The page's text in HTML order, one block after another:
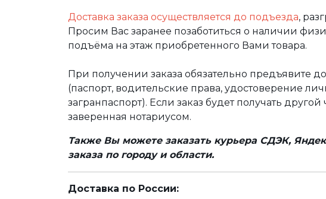
Доставка заказа осуществляется до подъезда,
Просим Вас заранее позаботиться о наличии
подъёма на этаж приобретенного Вами товара.
При получении заказа обязательно предъявите
(паспорт, водительские права, удостоверение
загранпаспорт). Если заказ будет получать
заверенная нотариусом.
Также Вы можете заказать курьера СДЭК,
заказа по городу и области.
Доставка по России: